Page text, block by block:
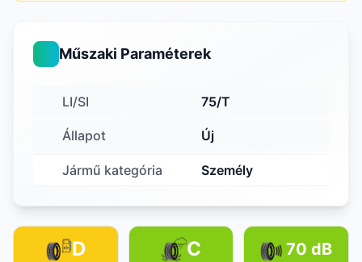
Műszaki Paraméterek
LI/SI 75/T
Állapot Új
Jármű kategória Személy
D C 70 dB